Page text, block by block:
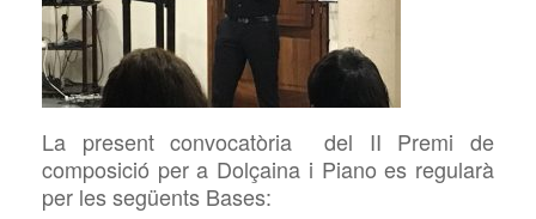
La present convocatòria del II Premi de
composició per a Dolçaina i Piano es regularà
per les següents Bases: